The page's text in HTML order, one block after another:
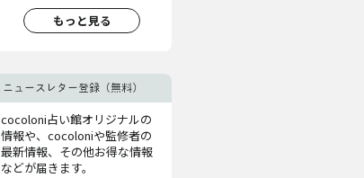
もっと見る
ニュースレター登録（無料）
cocoloni占い館オリジナルの
情報や、cocoloniや監修者の
最新情報、その他お得な情報
などが届きます。